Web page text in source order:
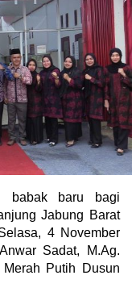
baru bagi
Jabung Barat
4 November
Sadat, M.Ag.
Putih Dusun